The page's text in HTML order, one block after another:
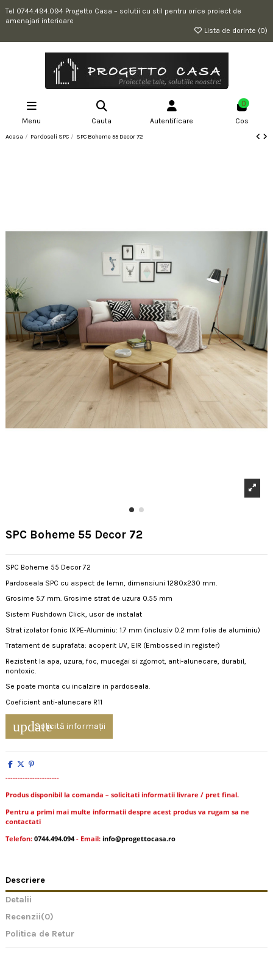
Tel 0744.494.094 Progetto Casa – solutii cu stil pentru orice proiect de
amenajari interioare
Lista de dorinte (0)
Menu Cauta Autentificare
0
Cos
Acasa Pardoseli SPC SPC Boheme 55 Decor 72
SPC Boheme 55 Decor 72
SPC Boheme 55 Decor 72
Pardoseala SPC cu aspect de lemn, dimensiuni 1280x230 mm.
Grosime 5.7 mm. Grosime strat de uzura 0.55 mm
Sistem Pushdown Click, usor de instalat
Strat izolator fonic IXPE-Aluminiu: 1.7 mm (inclusiv 0.2 mm folie de aluminiu)
Tratament de suprafata: acoperit UV, EIR (Embossed in register)
Rezistent la apa, uzura, foc, mucegai si zgomot, anti-alunecare, durabil,
nontoxic.
Se poate monta cu incalzire in pardoseala.
Coeficient anti-alunecare R11
updateSolicită informații
----------------------
Produs disponibil la comanda – solicitati informatii livrare / pret final.
Pentru a primi mai multe informatii despre acest produs va rugam sa ne
contactati
Telefon: 0744.494.094- Email: info@progettocasa.ro
Descriere
Detalii
Recenzii(0)
Politica de Retur